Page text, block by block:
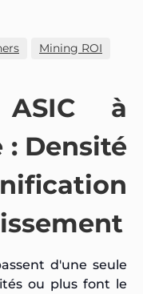
Mining ROI
ASIC à
: Densité
d'une seule
ou plus font le